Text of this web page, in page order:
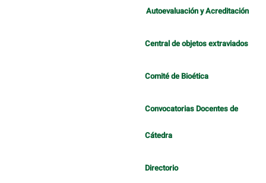
Autoevaluación y Acreditación
Central de objetos extraviados
Comité de Bioética
Convocatorias Docentes de
Cátedra
Directorio